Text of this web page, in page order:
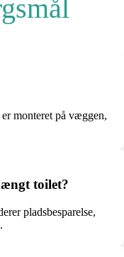
monteret på væggen,
toilet?
pladsbesparelse,